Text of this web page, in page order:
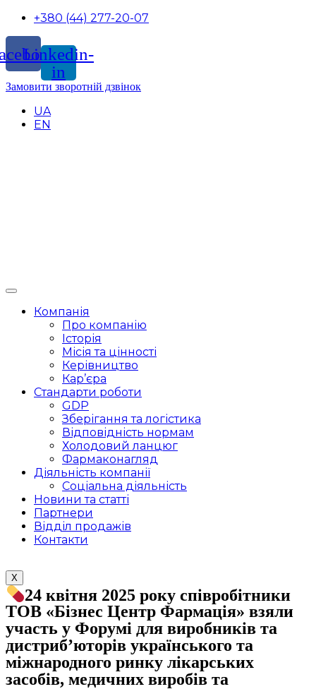
+380 (44) 277-20-07
Linkedin-
in
Замовити зворотній дзвінок
UA
EN
Компанія
Про компанію
Історія
Місія та цінності
Керівництво
Кар’єра
Стандарти роботи
GDP
Зберігання та логістика
Відповідність нормам
Холодовий ланцюг
Фармаконагляд
Діяльність компанії
Соціальна діяльність
Новини та статті
Партнери
Відділ продажів
Контакти
X
24 квітня 2025 року співробітники
ТОВ «Бізнес Центр Фармація» взяли
участь у Форумі для виробників та
дистриб’юторів українського та
міжнародного ринку лікарських
засобів, медичних виробів та